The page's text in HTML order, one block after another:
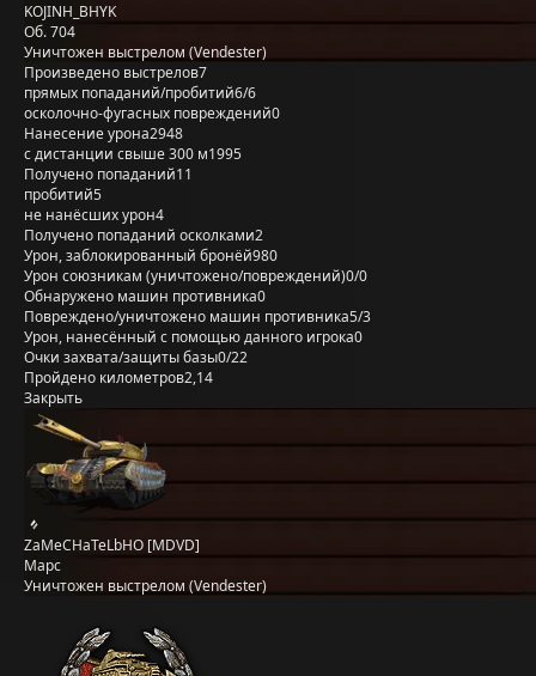
KOJINH_BHYK
Об. 704
Уничтожен выстрелом (Vendester)
Произведено выстрелов7
прямых попаданий/пробитий6/6
осколочно-фугасных повреждений0
Нанесение урона2948
с дистанции свыше 300 м1995
Получено попаданий11
пробитий5
не нанёсших урон4
Получено попаданий осколками2
Урон, заблокированный бронёй980
Урон союзникам (уничтожено/повреждений)0/0
Обнаружено машин противника0
Повреждено/уничтожено машин противника5/3
Урон, нанесённый с помощью данного игрока0
Очки захвата/защиты базы0/22
Пройдено километров2,14
Закрыть
ZaMeCHaTeLbHO [MDVD]
Марс
Уничтожен выстрелом (Vendester)